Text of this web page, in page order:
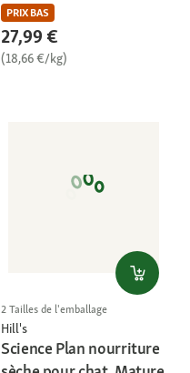
PRIX BAS
27,99 €
(18,66 €/kg)
2 Tailles de l'emballage
Hill's
Science Plan nourriture